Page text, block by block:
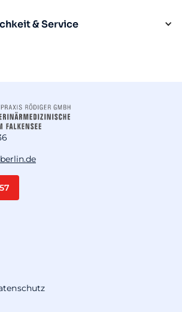
& Service